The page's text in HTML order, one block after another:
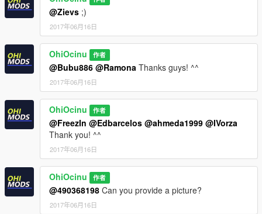
@Zievs ;)
2017年06月16日
OhiOcinu 作者
@Bubu886 @Ramona Thanks guys! ^^
2017年06月16日
OhiOcinu 作者
@FreezIn @Edbarcelos @ahmeda1999 @IVorza
Thank you! ^^
2017年06月16日
OhiOcinu 作者
@490368198 Can you provide a picture?
2017年06月16日